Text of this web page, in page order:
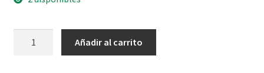
Añadir al carrito